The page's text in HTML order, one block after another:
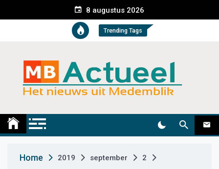
e
t
8 augustus 2026
Trending Tags
Medemblik Actueel
Home 2019 september
2